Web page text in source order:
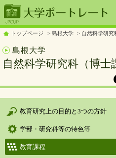
トップページ 島根大学 自然科学研究
島根大学
自然科学研究科（博士
教育研究上の目的と3つの方針
学部・研究科等の特色等
教育課程